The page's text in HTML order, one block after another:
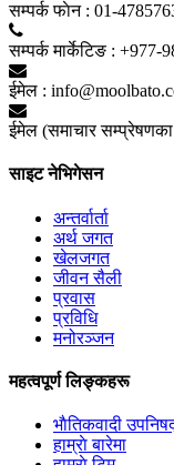
सम्पर्क फाेन : 01-
सम्पर्क मार्केटिङ : +977-
ईमेल :
ईमेल (समाचार सम्प्रेषणका
साइट नेभिगेसन
अन्तर्वार्ता
अर्थ जगत
खेलजगत
जीवन सैली
प्रवास
प्रविधि
मनोरञ्जन
महत्वपूर्ण लिङ्कहरू
भाैतिकवादी
हाम्राे बारेमा